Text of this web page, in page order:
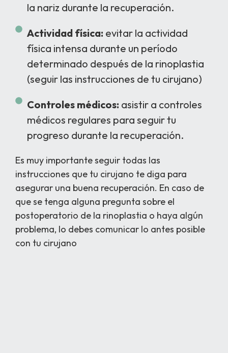
la nariz durante la recuperación.
Actividad física: evitar la actividad
física intensa durante un período
determinado después de la rinoplastia
(seguir las instrucciones de tu cirujano)
Controles médicos: asistir a controles
médicos regulares para seguir tu
progreso durante la recuperación.
Es muy importante seguir todas las
instrucciones que tu cirujano te diga para
asegurar una buena recuperación. En caso de
que se tenga alguna pregunta sobre el
postoperatorio de la rinoplastia o haya algún
problema, lo debes comunicar lo antes posible
con tu cirujano